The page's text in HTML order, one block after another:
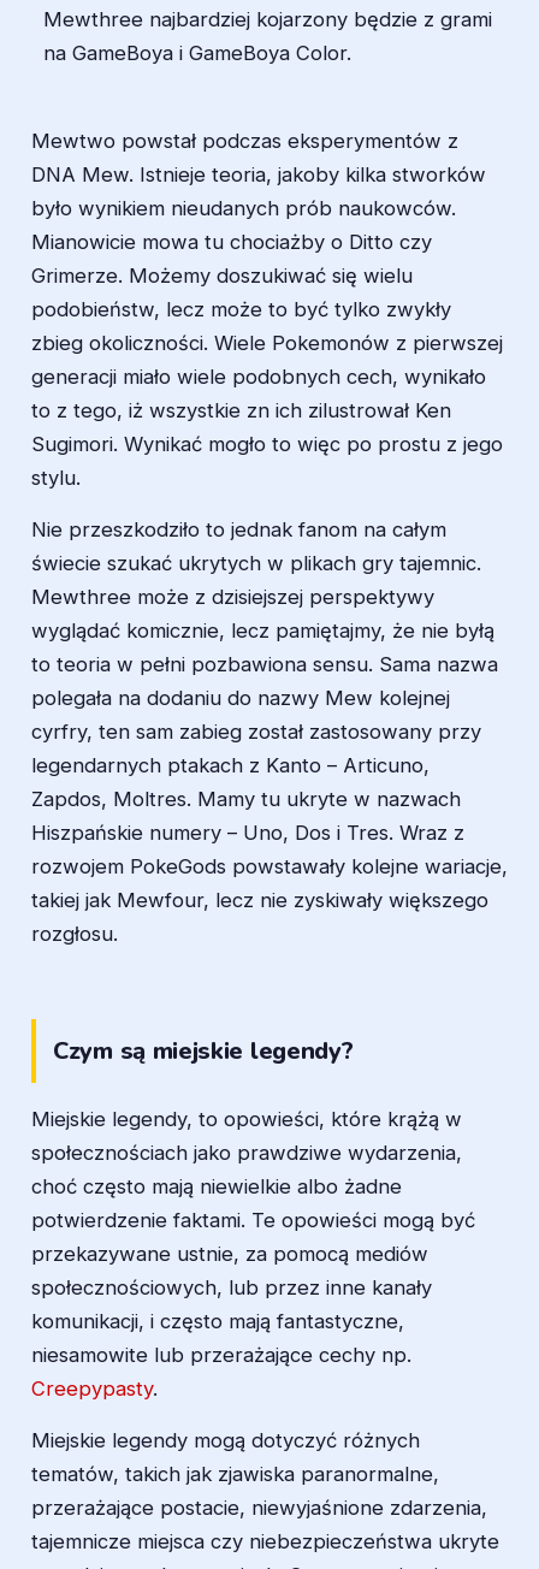
Mewthree najbardziej kojarzony będzie z grami
na GameBoya i GameBoya Color.
Mewtwo powstał podczas eksperymentów z
DNA Mew. Istnieje teoria, jakoby kilka stworków
było wynikiem nieudanych prób naukowców.
Mianowicie mowa tu chociażby o Ditto czy
Grimerze. Możemy doszukiwać się wielu
podobieństw, lecz może to być tylko zwykły
zbieg okoliczności. Wiele Pokemonów z pierwszej
generacji miało wiele podobnych cech, wynikało
to z tego, iż wszystkie zn ich zilustrował Ken
Sugimori. Wynikać mogło to więc po prostu z jego
stylu.
Nie przeszkodziło to jednak fanom na całym
świecie szukać ukrytych w plikach gry tajemnic.
Mewthree może z dzisiejszej perspektywy
wyglądać komicznie, lecz pamiętajmy, że nie byłą
to teoria w pełni pozbawiona sensu. Sama nazwa
polegała na dodaniu do nazwy Mew kolejnej
cyrfry, ten sam zabieg został zastosowany przy
legendarnych ptakach z Kanto – Articuno,
Zapdos, Moltres. Mamy tu ukryte w nazwach
Hiszpańskie numery – Uno, Dos i Tres. Wraz z
rozwojem PokeGods powstawały kolejne wariacje,
takiej jak Mewfour, lecz nie zyskiwały większego
rozgłosu.
Czym są miejskie legendy?
Miejskie legendy, to opowieści, które krążą w
społecznościach jako prawdziwe wydarzenia,
choć często mają niewielkie albo żadne
potwierdzenie faktami. Te opowieści mogą być
przekazywane ustnie, za pomocą mediów
społecznościowych, lub przez inne kanały
komunikacji, i często mają fantastyczne,
niesamowite lub przerażające cechy np.
Creepypasty.
Miejskie legendy mogą dotyczyć różnych
tematów, takich jak zjawiska paranormalne,
przerażające postacie, niewyjaśnione zdarzenia,
tajemnicze miejsca czy niebezpieczeństwa ukryte